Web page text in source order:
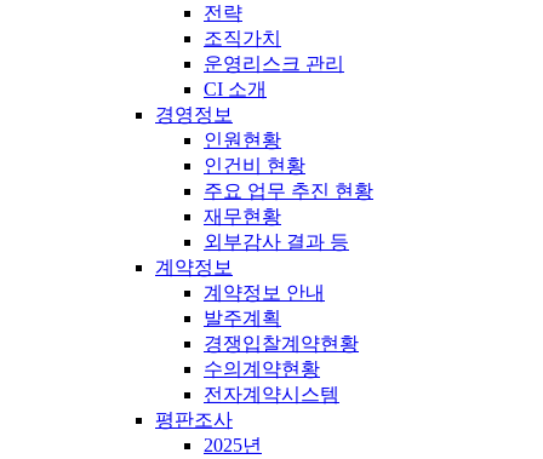
전략
조직가치
운영리스크 관리
CI 소개
경영정보
인원현황
인건비 현황
주요 업무 추진 현황
재무현황
외부감사 결과 등
계약정보
계약정보 안내
발주계획
경쟁입찰계약현황
수의계약현황
전자계약시스템
평판조사
2025년